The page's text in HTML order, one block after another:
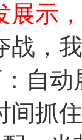
展示
，
自
间抓